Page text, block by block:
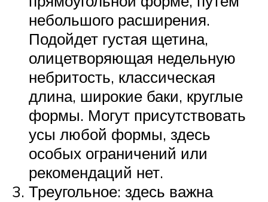
небольшого расширения.
Подойдет густая щетина,
олицетворяющая недельную
небритость, классическая
длина, широкие баки, круглые
формы. Могут присутствовать
усы любой формы, здесь
особых ограничений или
рекомендаций нет.
Треугольное: здесь важна